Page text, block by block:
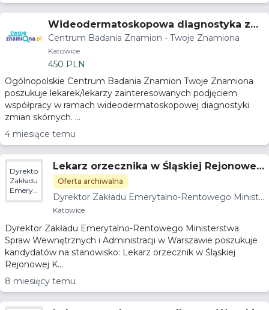
Wideodermatoskopowa diagnostyka zmi
an skórnych
Centrum Badania Znamion - Twoje Znamiona
Katowice
450 PLN
Ogólnopolskie Centrum Badania Znamion Twoje Znamiona
poszukuje lekarek/lekarzy zainteresowanych podjęciem
współpracy w ramach wideodermatoskopowej diagnostyki
zmian skórnych. ...
4 miesiące temu
Dyrektor
Zakładu
Emerytalno-
Rentowego
Ministerstwa
Wewnętrznych
i
Administracji
Lekarz orzecznika w Śląskiej Rejonowej
Komisji Lekarskiej w Katowicach
Oferta archiwalna
Dyrektor Zakładu Emerytalno-Rentowego Ministe
rstwa Spraw Wewnętrznych i Administracji
Katowice
Dyrektor Zakładu Emerytalno-Rentowego Ministerstwa
Spraw Wewnętrznych i Administracji w Warszawie poszukuje
kandydatów na stanowisko: Lekarz orzecznik w Śląskiej
Rejonowej K...
8 miesięcy temu